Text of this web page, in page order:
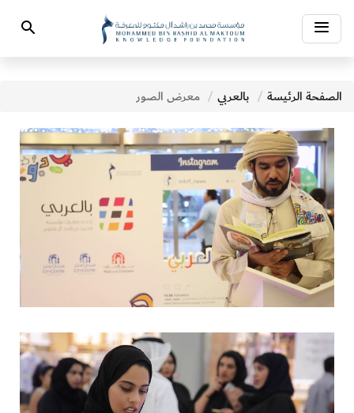
Toggle
navigation
Search
الصفحة الرئيسة بالعربي معرض الصور